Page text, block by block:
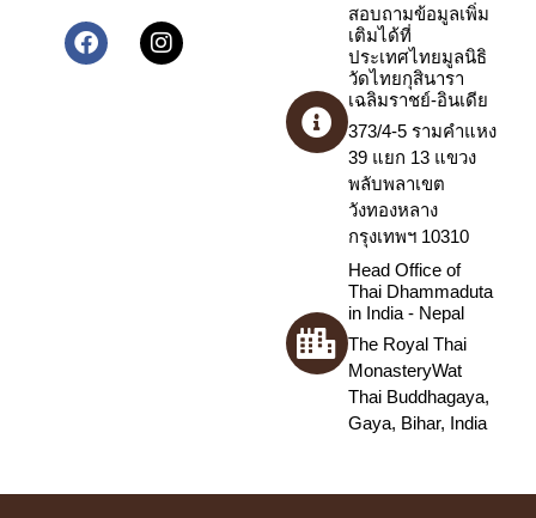
สอบถามข้อมูลเพิ่ม
เติมได้ที่
ประเทศไทยมูลนิธิ
วัดไทยกุสินารา
เฉลิมราชย์-อินเดีย
373/4-5 รามคำแหง
39 แยก 13 แขวง
พลับพลาเขต
วังทองหลาง
กรุงเทพฯ 10310
Head Office of
Thai Dhammaduta
in India - Nepal
The Royal Thai
MonasteryWat
Thai Buddhagaya,
Gaya, Bihar, India